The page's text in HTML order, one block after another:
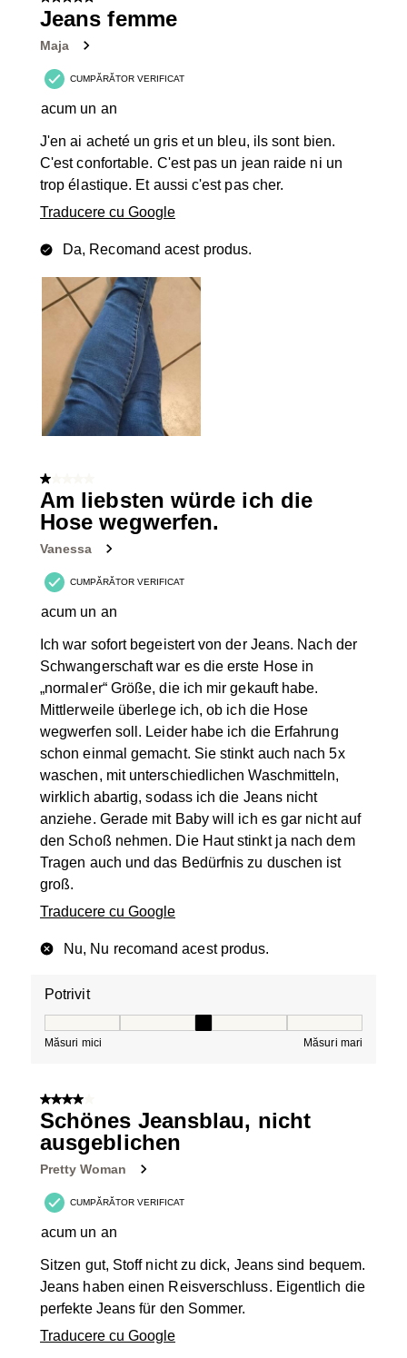
Recenzii.
Jeans femme
Maja
CUMPĂRĂTOR VERIFICAT
acum un an
J'en ai acheté un gris et un bleu, ils sont bien.
C'est confortable. C'est pas un jean raide ni un
trop élastique. Et aussi c'est pas cher.
Traducere cu Google
Da, Recomand acest produs.
1 din 5 stele.
Am liebsten würde ich die
Hose wegwerfen.
Vanessa
CUMPĂRĂTOR VERIFICAT
acum un an
Ich war sofort begeistert von der Jeans. Nach der
Schwangerschaft war es die erste Hose in
„normaler“ Größe, die ich mir gekauft habe.
Mittlerweile überlege ich, ob ich die Hose
wegwerfen soll. Leider habe ich die Erfahrung
schon einmal gemacht. Sie stinkt auch nach 5x
waschen, mit unterschiedlichen Waschmitteln,
wirklich abartig, sodass ich die Jeans nicht
anziehe. Gerade mit Baby will ich es gar nicht auf
den Schoß nehmen. Die Haut stinkt ja nach dem
Tragen auch und das Bedürfnis zu duschen ist
groß.
Traducere cu Google
Nu, Nu recomand acest produs.
Potrivit
Măsuri mici Măsuri mari
4 din 5 stele.
Schönes Jeansblau, nicht
ausgeblichen
Pretty Woman
CUMPĂRĂTOR VERIFICAT
acum un an
Sitzen gut, Stoff nicht zu dick, Jeans sind bequem.
Jeans haben einen Reisverschluss. Eigentlich die
perfekte Jeans für den Sommer.
Traducere cu Google